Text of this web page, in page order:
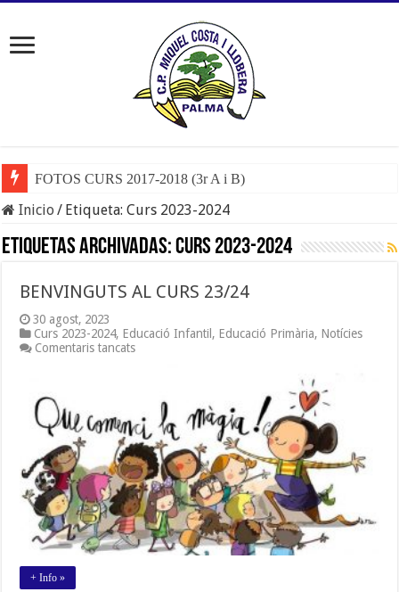
FOTOS CURS 2017-2018 (3r A i B)
Inicio / Etiqueta:Curs 2023-2024
Etiquetas Archivadas:Curs 2023-2024
BENVINGUTS AL CURS 23/24
30 agost, 2023
Curs 2023-2024, Educació Infantil , Educació Primària, Notícies
Comentaris tancatsa
23/24
+ Info »